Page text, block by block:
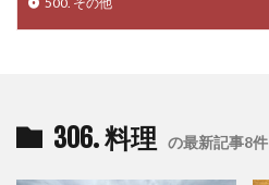
306. 料理 の最新記事8件